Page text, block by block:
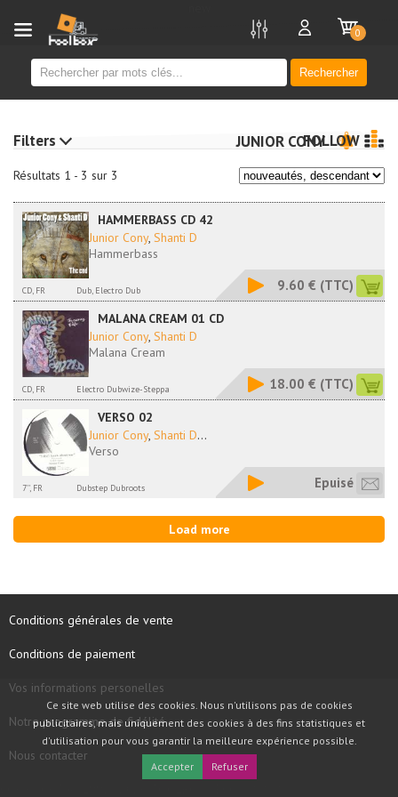
Rechercher
0
Résultats 1 - 3 sur 3
JUNIOR CONYFOLLOW
HAMMERBASS CD 42
Junior Cony, Shanti D
Hammerbass
CD, FR Dub, Electro Dub 9.60 € (TTC)
MALANA CREAM 01 CD
Junior Cony, Shanti D
Malana Cream
CD, FR Electro Dubwize-Steppa 18.00 € (TTC)
VERSO 02
Junior Cony, Shanti D...
Verso
7'', FR Dubstep Dubroots Epuisé
Load more
Filters
Conditions générales de vente
Conditions de paiement
Vos informations personelles
Notre programme de fidélité
Nous contacter
Ce site web utilise des cookies. Nous n'utilisons pas de cookies
publicitaires, mais uniquement des cookies à des fins statistiques et
d'utilisation pour vous garantir la meilleure expérience possible.
Accepter
Refuser